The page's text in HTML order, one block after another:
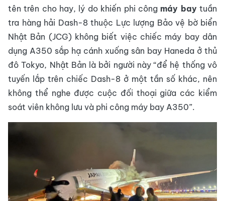
tên trên cho hay, lý do khiến phi công máy bay tuần
tra hàng hải Dash-8 thuộc Lực lượng Bảo vệ bờ biển
Nhật Bản (JCG) không biết việc chiếc máy bay dân
dụng A350 sắp hạ cánh xuống sân bay Haneda ở thủ
đô Tokyo, Nhật Bản là bởi người này “để hệ thống vô
tuyến lắp trên chiếc Dash-8 ở một tần số khác, nên
không thể nghe được cuộc đối thoại giữa các kiểm
soát viên không lưu và phi công máy bay A350”.